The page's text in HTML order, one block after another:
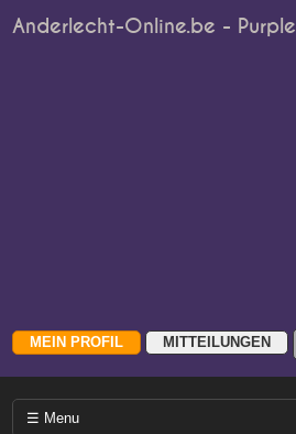
Anderlecht-Online.be -